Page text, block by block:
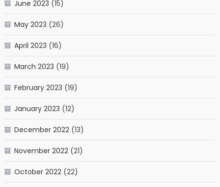
June 2023 (15)
May 2023 (26)
April 2023 (16)
March 2023 (19)
February 2023 (19)
January 2023 (12)
December 2022(13)
November 2022(21)
October 2022(22)